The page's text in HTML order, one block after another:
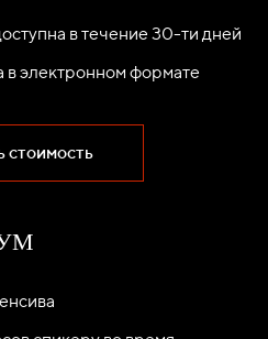
в течение 30-ти дней
в электронном формате
стоимость